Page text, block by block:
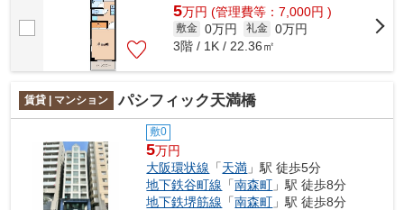
5万円 (管理費等：7,000円 )
敷金 0万円 礼金 0万円
3階 / 1K / 22.36㎡
賃貸 | マンション パシフィック天満橋
敷0
5万円
大阪環状線 「天満 」駅 徒歩5分
地下鉄谷町線 「南森町 」駅 徒歩8分
地下鉄堺筋線 「南森町 」駅 徒歩8分